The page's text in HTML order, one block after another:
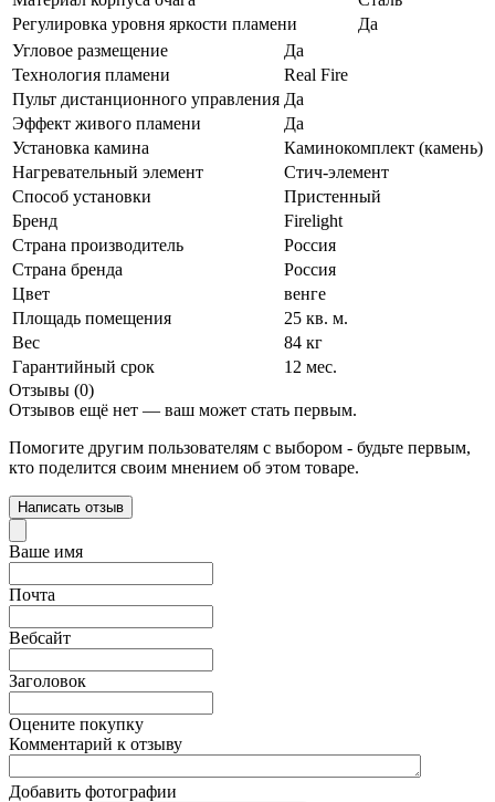
Регулировка уровня яркости пламени
Да
Угловое размещение
Да
Технология пламени
Real Fire
Пульт дистанционного управления Да
Эффект живого пламени
Да
Установка камина
Каминокомплект (камень)
Нагревательный элемент
Стич-элемент
Способ установки
Пристенный
Бренд
Firelight
Страна производитель
Россия
Страна бренда
Россия
Цвет
венге
Площадь помещения
25 кв. м.
Вес
84 кг
Гарантийный срок
12 мес.
Отзывы (0)
Отзывов ещё нет — ваш может стать первым.
Помогите другим пользователям с выбором - будьте первым,
кто поделится своим мнением об этом товаре.
Написать отзыв
Ваше имя
Почта
Вебсайт
Заголовок
Оцените покупку
Комментарий к отзыву
Добавить фотографии